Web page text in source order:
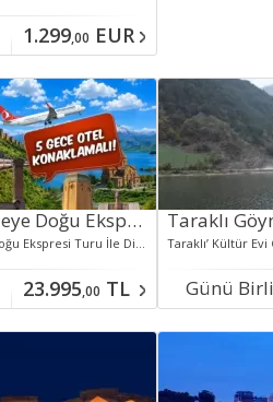
1.299,00 EUR
Güneyden Kuzeye Doğu Ekspresi Turu İle Diyarbakır Tatvan Van Nahçıvan Kars Erzurum Turu (Tren Gidiş Uçak Dönüş) Ana Sayfa / Yurt İçi Turlar / Güneyden Kuzeye Doğu Ekspresi Turu İle Diyarbakır Tatvan
Güneyden Kuzeye Doğu Ekspresi Turu İle Diyarbakır Tatvan Van Nahçıvan Kars Erzurum Turu (Tren Gidiş Uçak Dönüş) Ana Sayfa / Yurt İçi Turlar / Güneyden Kuzeye Doğu Ekspresi Turu İle Diyarbakır Tatvan
23.995,00 TL
Taraklı
Günü